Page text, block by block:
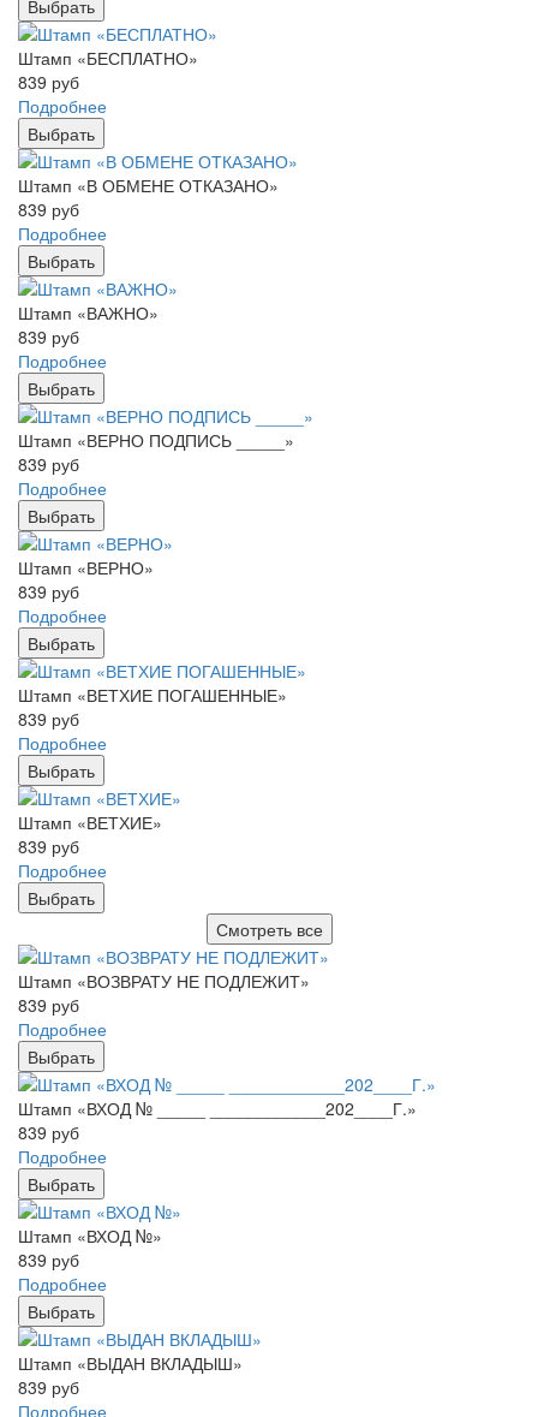
Выбрать
Штамп «БЕСПЛАТНО»
839 руб
Подробнее
Выбрать
Штамп «В ОБМЕНЕ ОТКАЗАНО»
839 руб
Подробнее
Выбрать
Штамп «ВАЖНО»
839 руб
Подробнее
Выбрать
Штамп «ВЕРНО ПОДПИСЬ _____»
839 руб
Подробнее
Выбрать
Штамп «ВЕРНО»
839 руб
Подробнее
Выбрать
Штамп «ВЕТХИЕ ПОГАШЕННЫЕ»
839 руб
Подробнее
Выбрать
Штамп «ВЕТХИЕ»
839 руб
Подробнее
Выбрать
Смотреть все
Штамп «ВОЗВРАТУ НЕ ПОДЛЕЖИТ»
839 руб
Подробнее
Выбрать
Штамп «ВХОД № _____ ____________202____Г.»
839 руб
Подробнее
Выбрать
Штамп «ВХОД №»
839 руб
Подробнее
Выбрать
Штамп «ВЫДАН ВКЛАДЫШ»
839 руб
Подробнее